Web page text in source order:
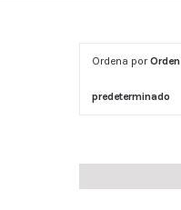
Ordena porOrden
predeterminado